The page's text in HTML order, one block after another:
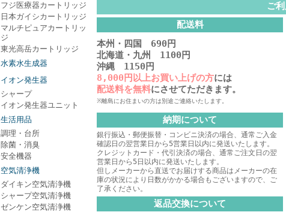
フジ医療器カートリッジ
日本ガイシカートリッジ
マルチピュアカートリッ
ジ
東光高岳カートリッジ
水素水生成器
イオン発生器
シャープ
イオン発生器ユニット
生活用品
調理・台所
除菌・消臭
安全機器
空気清浄機
ダイキン空気清浄機
シャープ空気清浄機
ゼンケン空気清浄機
ご
配送料
本州・四国 690円
北海道・九州 1100円
沖縄 1150円
8,000円以上お買い上げの方には
配送料を無料にさせてただきます。
※離島にお住まいの方は別途ご連絡いたします。
納期について
銀行振込・郵便振替・コンビニ決済の場合、通常ご入金
確認日の翌営業日から5営業日以内に発送いたします。
クレジットカード・代引決済の場合、通常ご注文日の翌
営業日から5日以内に発送いたします。
但しメーカーから直送でお届けする商品はメーカーの在
庫の状況により日数がかかる場合もございますので、ご
了承ください。
返品交換について